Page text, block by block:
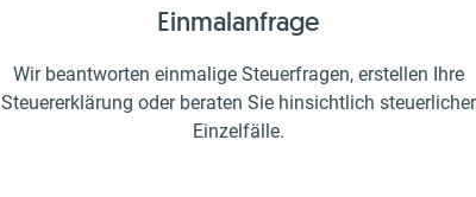
Einmalanfrage
Wir beantworten einmalige Steuerfragen, erstellen Ihre
Steuererklärung oder beraten Sie hinsichtlich steuerlicher
Einzelfälle.